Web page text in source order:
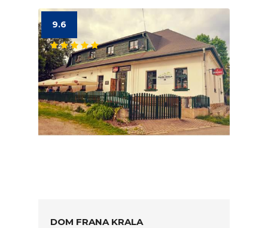
9.6
DOM FRANA KRALA